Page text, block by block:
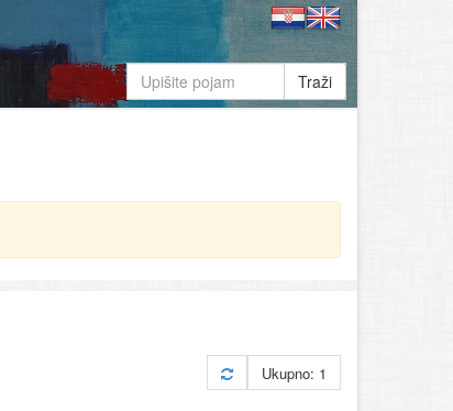
Traži
Ukupno: 1